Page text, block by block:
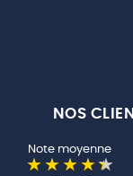
NOS
Note moyenne